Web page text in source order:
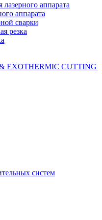
аппарата
аппарата
сварки
резка
EXOTHERMIC CUTTING
систем